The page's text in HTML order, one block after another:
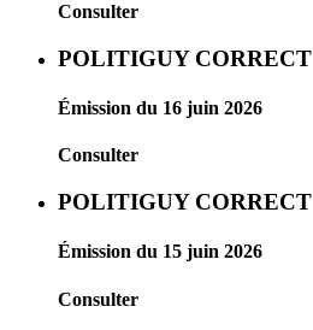
Consulter
POLITIGUY CORRECT
Émission du 16 juin 2026
Consulter
POLITIGUY CORRECT
Émission du 15 juin 2026
Consulter